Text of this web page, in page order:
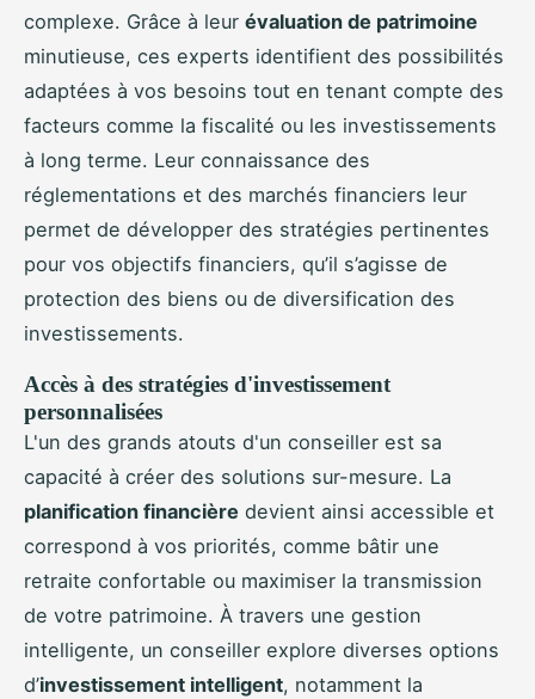
complexe. Grâce à leur évaluation de patrimoine
minutieuse, ces experts identifient des possibilités
adaptées à vos besoins tout en tenant compte des
facteurs comme la fiscalité ou les investissements
à long terme. Leur connaissance des
réglementations et des marchés financiers leur
permet de développer des stratégies pertinentes
pour vos objectifs financiers, qu’il s’agisse de
protection des biens ou de diversification des
investissements.
Accès à des stratégies d'investissement
personnalisées
L'un des grands atouts d'un conseiller est sa
capacité à créer des solutions sur-mesure. La
planification financière devient ainsi accessible et
correspond à vos priorités, comme bâtir une
retraite confortable ou maximiser la transmission
de votre patrimoine. À travers une gestion
intelligente, un conseiller explore diverses options
d’investissement intelligent, notamment la